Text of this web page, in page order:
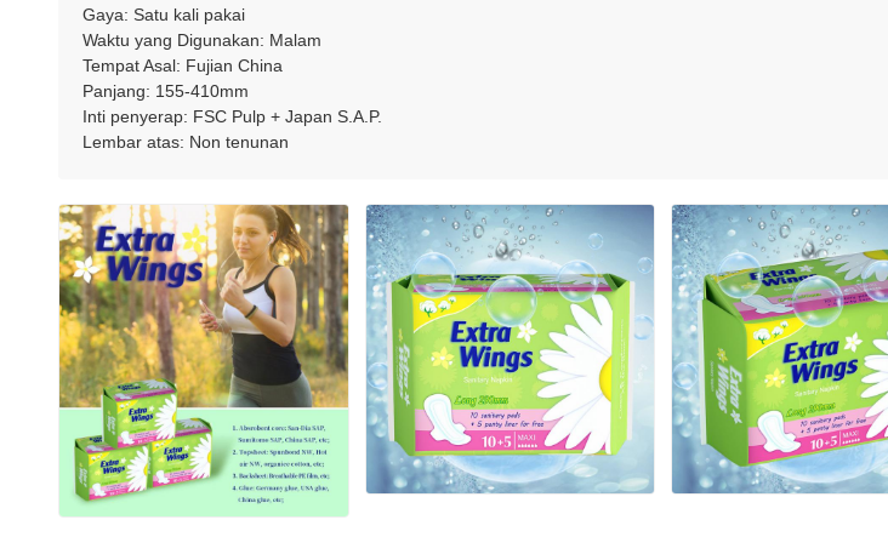
Gaya: Satu kali pakai
Waktu yang Digunakan: Malam
Tempat Asal: Fujian China
Panjang: 155-410mm
Inti penyerap: FSC Pulp + Japan S.A.P.
Lembar atas: Non tenunan